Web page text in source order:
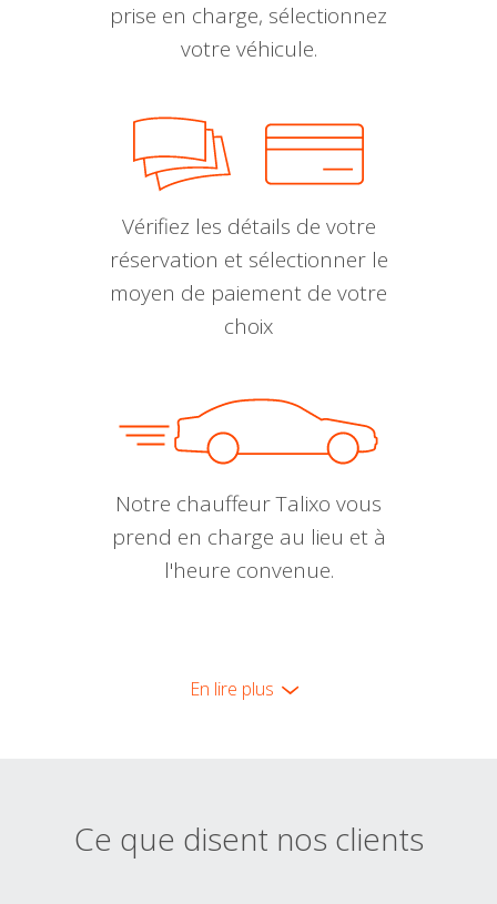
prise en charge, sélectionnez
votre véhicule.
Vérifiez les détails de votre
réservation et sélectionner le
moyen de paiement de votre
choix
Notre chauffeur Talixo vous
prend en charge au lieu et à
l'heure convenue.
En lire plus
Ce que disent nos clients